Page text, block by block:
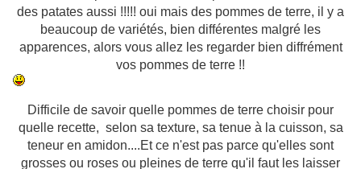
des patates aussi !!!!! oui mais des pommes de terre, il y a
beaucoup de variétés, bien différentes malgré les
apparences, alors vous allez les regarder bien diffrément
vos pommes de terre !!
Difficile de savoir quelle pommes de terre choisir pour
quelle recette, selon sa texture, sa tenue à la cuisson, sa
teneur en amidon....Et ce n'est pas parce qu'elles sont
grosses ou roses ou pleines de terre qu'il faut les laisser